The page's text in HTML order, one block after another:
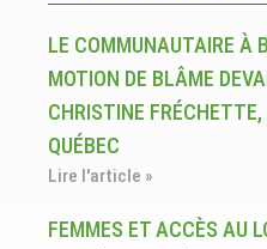
LE COMMUNAUTAIRE À
MOTION DE BLÂME
CHRISTINE
QUÉBEC
Lire l'article »
FEMMES ET ACCÈS AU